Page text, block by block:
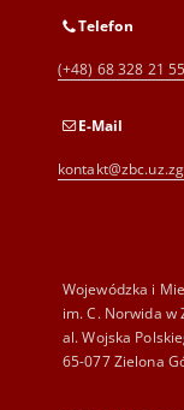
Telefon
(+48) 68 328 21 55
E-Mail
Wojewódzka i
im. C. Norwida w
al. Wojska
65-077 Zielona